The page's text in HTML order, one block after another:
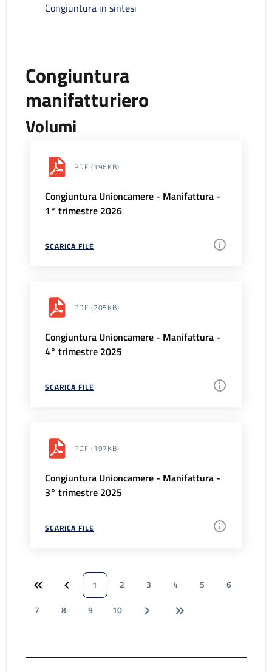
Congiuntura in sintesi
Congiuntura
manifatturiero
Volumi
PDF (196KB)
Congiuntura Unioncamere - Manifattura -
1° trimestre 2026
SCARICA FILE
PDF (205KB)
Congiuntura Unioncamere - Manifattura -
4° trimestre 2025
SCARICA FILE
PDF (197KB)
Congiuntura Unioncamere - Manifattura -
3° trimestre 2025
SCARICA FILE
1 2 3 4 5
6
7
8 9 10